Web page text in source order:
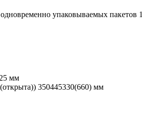
упаковываемых пакетов 1
мм
350445330(660) мм